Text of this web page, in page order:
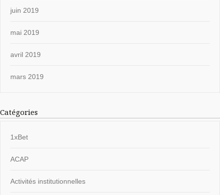
juin 2019
mai 2019
avril 2019
mars 2019
Catégories
1xBet
ACAP
Activités institutionnelles